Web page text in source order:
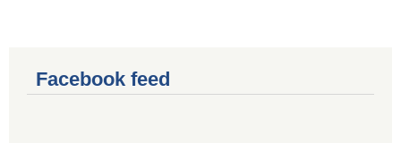
Facebook feed